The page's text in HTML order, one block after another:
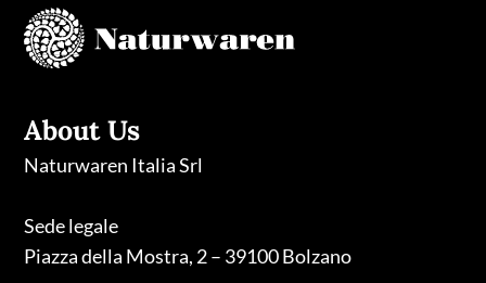
About Us
Naturwaren Italia Srl
Sede legale
Piazza della Mostra, 2 – 39100 Bolzano